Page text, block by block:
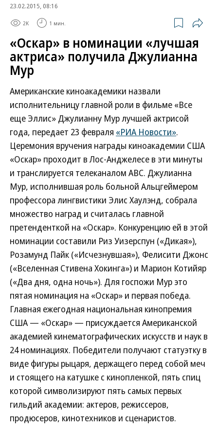
23.02.2015, 08:16
2K 1 мин.
«Оскар» в номинации «лучшая
актриса» получила Джулианна
Мур
Американские киноакадемики назвали
исполнительницу главной роли в фильме «Все
еще Эллис» Джулианну Мур лучшей актрисой
года, передает 23 февраля «РИА Новости».
Церемония вручения награды киноакадемии США
«Оскар» проходит в Лос-Анджелесе в эти минуты
и транслируется телеканалом ABC. Джулианна
Мур, исполнившая роль больной Альцгеймером
профессора лингвистики Элис Хаулэнд, собрала
множество наград и считалась главной
претенденткой на «Оскар». Конкуренцию ей в этой
номинации составили Риз Уизерспун («Дикая»),
Розамунд Пайк («Исчезнувшая»), Фелисити Джонс
(«Вселенная Стивена Хокинга») и Марион Котийяр
(«Два дня, одна ночь»). Для госпожи Мур это
пятая номинация на «Оскар» и первая победа.
Главная ежегодная национальная кинопремия
США — «Оскар» — присуждается Американской
академией кинематографических искусств и наук в
24 номинациях. Победители получают статуэтку в
виде фигуры рыцаря, держащего перед собой меч
и стоящего на катушке с кинопленкой, пять спиц
которой символизируют пять самых первых
гильдий академии: актеров, режиссеров,
продюсеров, кинотехников и сценаристов.